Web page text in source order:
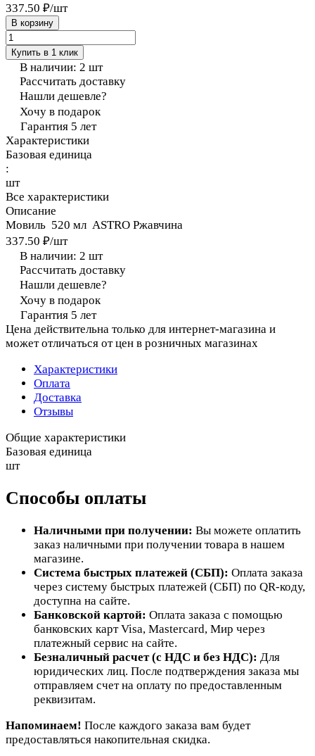
337.50 ₽/шт
В корзину
Купить в 1 клик
В наличии: 2 шт
Рассчитать доставку
Нашли дешевле?
Хочу в подарок
Гарантия 5 лет
Характеристики
Базовая единица
:
шт
Все характеристики
Описание
Мовиль 520 мл ASTRO Ржавчина
337.50 ₽/шт
В наличии: 2 шт
Рассчитать доставку
Нашли дешевле?
Хочу в подарок
Гарантия 5 лет
Цена действительна только для интернет-магазина и
может отличаться от цен в розничных магазинах
Характеристики
Оплата
Доставка
Отзывы
Общие характеристики
Базовая единица
шт
Способы оплаты
Наличными при получении: Вы можете оплатить
заказ наличными при получении товара в нашем
магазине.
Система быстрых платежей (СБП): Оплата заказа
через систему быстрых платежей (СБП) по QR-коду,
доступна на сайте.
Банковской картой: Оплата заказа с помощью
банковских карт Visa, Mastercard, Мир через
платежный сервис на сайте.
Безналичный расчет (с НДС и без НДС): Для
юридических лиц. После подтверждения заказа мы
отправляем счет на оплату по предоставленным
реквизитам.
Напоминаем! После каждого заказа вам будет
предоставляться накопительная скидка.